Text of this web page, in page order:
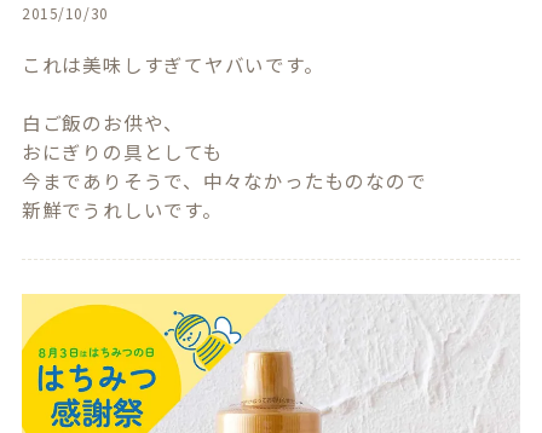
2015/10/30
これは美味しすぎてヤバいです。
白ご飯のお供や、
おにぎりの具としても
今までありそうで、中々なかったものなので